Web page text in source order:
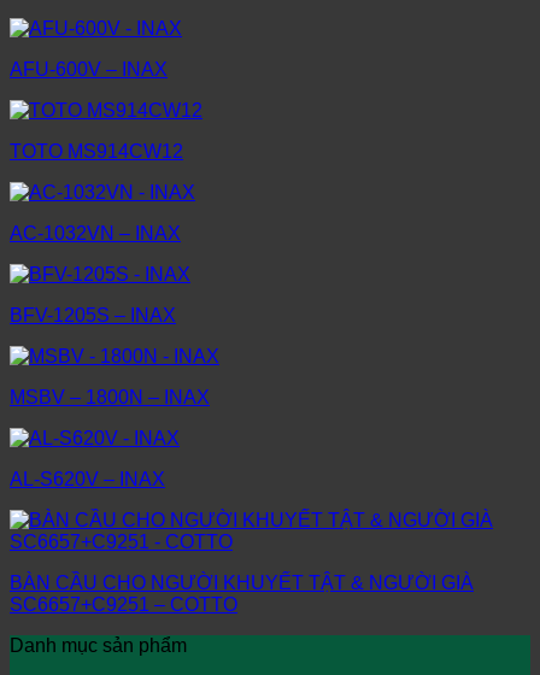
AFU-600V – INAX
TOTO MS914CW12
AC-1032VN – INAX
BFV-1205S – INAX
MSBV – 1800N – INAX
AL-S620V – INAX
BÀN CẦU CHO NGƯỜI KHUYẾT TẬT & NGƯỜI GIÀ
SC6657+C9251 – COTTO
Danh mục sản phẩm